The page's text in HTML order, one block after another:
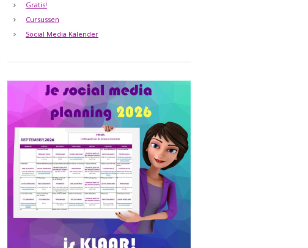
Gratis!
Cursussen
Social Media Kalender